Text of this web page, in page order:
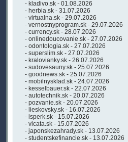
- kladivo.sk - 01.08.2026
- herbia.sk - 31.07.2026
- virtualna.sk - 29.07.2026
- vernostnyprogram.sk - 29.07.2026
- currency.sk - 28.07.2026
- onlinedoucovanie.sk - 27.07.2026
- odontologia.sk - 27.07.2026
- superslim.sk - 27.07.2026
- kralovianky.sk - 26.07.2026
- sudovesauny.sk - 25.07.2026
- goodnews.sk - 25.07.2026
- mobilnysklad.sk - 24.07.2026
- kesselbauer.sk - 22.07.2026
- autotechnik.sk - 20.07.2026
- pozvanie.sk - 20.07.2026
- lieskovsky.sk - 16.07.2026
- isperk.sk - 15.07.2026
- vlcata.sk - 15.07.2026
- japonskezahrady.sk - 13.07.2026
- studentskefinancie.sk - 13.07.2026